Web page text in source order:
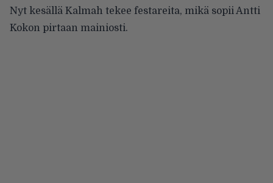
Nyt kesällä Kalmah tekee festareita, mikä sopii Antti
Kokon pirtaan mainiosti.